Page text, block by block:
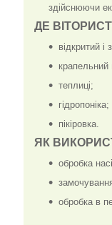
здійснюючи
ДЕ
відкритий і
крапельний
теплиці;
гідропоніка;
пікіровка.
ЯК
обробка
обробка в